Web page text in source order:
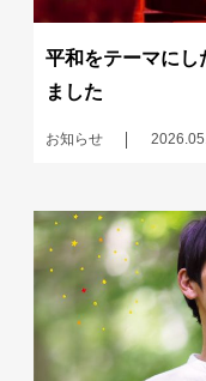
平和をテーマにし
ました
お知らせ